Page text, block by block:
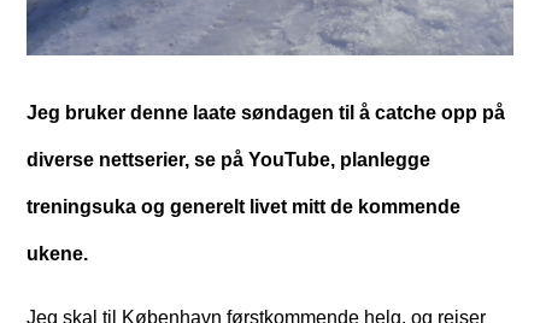
Jeg bruker denne laate søndagen til å catche opp på
diverse nettserier, se på YouTube, planlegge
treningsuka og generelt livet mitt de kommende
ukene.
Jeg skal til København førstkommende helg, og reiser